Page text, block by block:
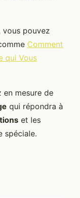
vous pouvez
Comment
qui Vous
en mesure de
qui répondra à
et les
spéciale.